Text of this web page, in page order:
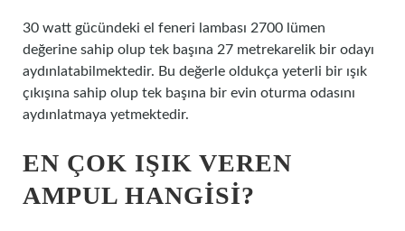
30 watt gücündeki el feneri lambası 2700 lümen
değerine sahip olup tek başına 27 metrekarelik bir odayı
aydınlatabilmektedir. Bu değerle oldukça yeterli bir ışık
çıkışına sahip olup tek başına bir evin oturma odasını
aydınlatmaya yetmektedir.
EN ÇOK IŞIK VEREN
AMPUL HANGISI?